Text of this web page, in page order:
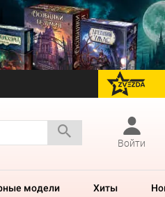
перейти на
Войти
модели Хиты